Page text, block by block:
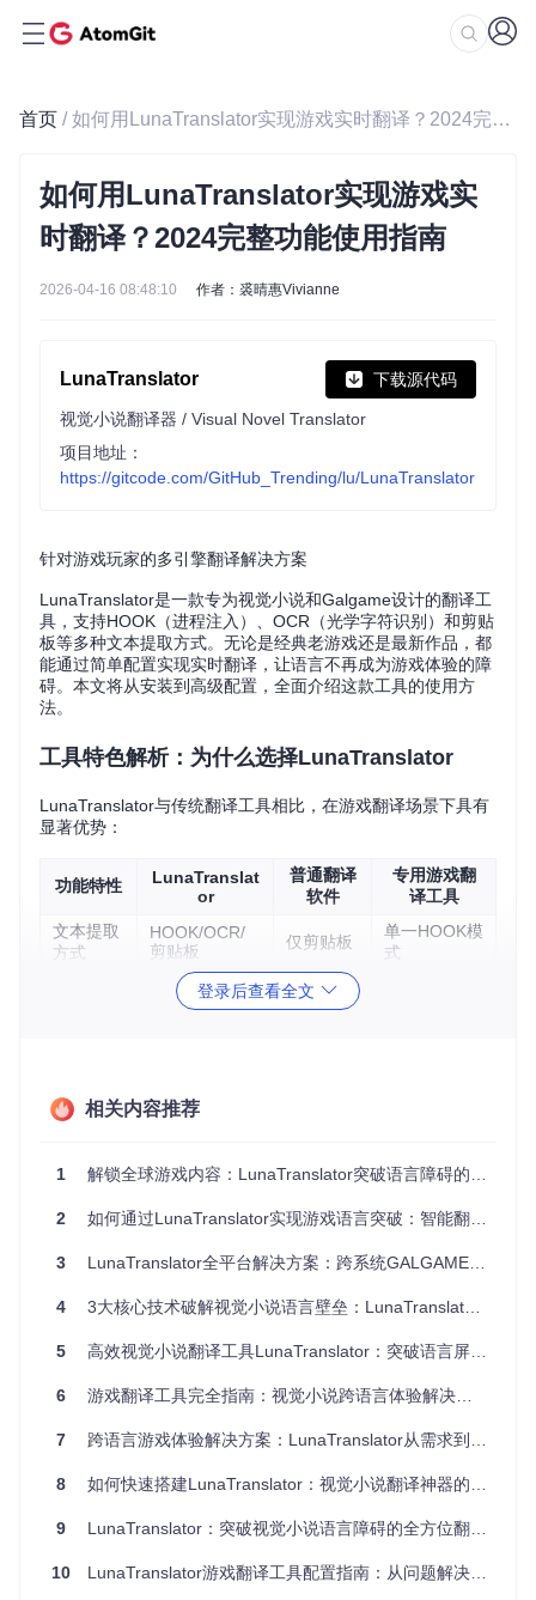
首页 / 如何用LunaTranslator实现游戏实时翻译？2024完整功能使用指南
如何用LunaTranslator实现游戏实
时翻译？2024完整功能使用指南
2026-04-16 08:48:10 作者：裘晴惠Vivianne
LunaTranslator 下载源代码
视觉小说翻译器 / Visual Novel Translator
项目地址：
https://gitcode.com/GitHub_Trending/lu/LunaTranslator
针对游戏玩家的多引擎翻译解决方案
LunaTranslator是一款专为视觉小说和Galgame设计的翻译工
具，支持HOOK（进程注入）、OCR（光学字符识别）和剪贴
板等多种文本提取方式。无论是经典老游戏还是最新作品，都
能通过简单配置实现实时翻译，让语言不再成为游戏体验的障
碍。本文将从安装到高级配置，全面介绍这款工具的使用方
法。
工具特色解析：为什么选择LunaTranslator
LunaTranslator与传统翻译工具相比，在游戏翻译场景下具有
显著优势：
功能特性
LunaTranslat
or
普通翻译
软件
专用游戏翻
译工具
文本提取
方式
HOOK/OCR/
剪贴板
仅剪贴板
单一HOOK模
式
20+种在线/离
线引擎
固定1-2
种
附加功能
语音合成/学习
辅助
这款工具特别适合三类用户：日语游戏爱好者、视觉小说玩家
碍又能提升日语水平。
快速部署：3分钟完成安装配置
获取与安装程序
[Windows] 首先克隆项目仓库到本地：
git clone
程序。首次启动会自动检查并安装必要组件，全过程无需复杂
distributable套件，可在工具的"帮助"菜单中找到下载链接。
登录后查看全文
相关内容推荐
1 解锁全球游戏内容：LunaTranslator突破语言障碍的3大核心优势与5步实战指南
2 如何通过LunaTranslator实现游戏语言突破：智能翻译引擎助力全球游戏无障碍体验
3 LunaTranslator全平台解决方案：跨系统GALGAME翻译工具使用指南
4 3大核心技术破解视觉小说语言壁垒：LunaTranslator全场景应用指南
5 高效视觉小说翻译工具LunaTranslator：突破语言屏障的游戏体验增强指南
6 游戏翻译工具完全指南：视觉小说跨语言体验解决方案
7 跨语言游戏体验解决方案：LunaTranslator从需求到优化的全流程指南
8 如何快速搭建LunaTranslator：视觉小说翻译神器的完整配置指南 🚀
9 LunaTranslator：突破视觉小说语言障碍的全方位翻译工具
10 LunaTranslator游戏翻译工具配置指南：从问题解决到场景优化